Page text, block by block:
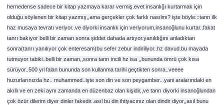
hernedense sadece bir kitap yazmaya karar vermiş.evet insanlığı kurtarmak için
olduğu söylenen bir kitap yazmış,,ama gerçekler çok farklı nasılmı? işte böyle:::tanrı ilk
haz musaya tevratı veriyor..ve diyorki insanlık için veriyorum,insanoğlunu kurtar..fakat
tanrı bakıyor belli bir zaman sonra şiddet dahada artıyor.yanıldığını anladıktan
sonra(tanrı yanılıyor çok enteresam)bu sefer zebur indiriliyor..hz davud.bu mayada
tutmuyor tabiki..belli bir zaman,,sonra tanrı incili hz isa ,,bununda ömrü çok kısa
sürüyor..500 yıl falan bununda son kullanma tarihi geçtikten sonra..veeee
huzurlarınızda hz.. muhammed..işte son din ve son peygamber...yani aralarındaki en
akıllı ve en zeki aynı zamanda en düzenbaz olan kişidir,,ve tanrı diyorki insanoğlundan
çok özür dilerim diyer dinler fakedir..asıl bu din ihtiyacınız olan dindir diyor,,asıl bunu